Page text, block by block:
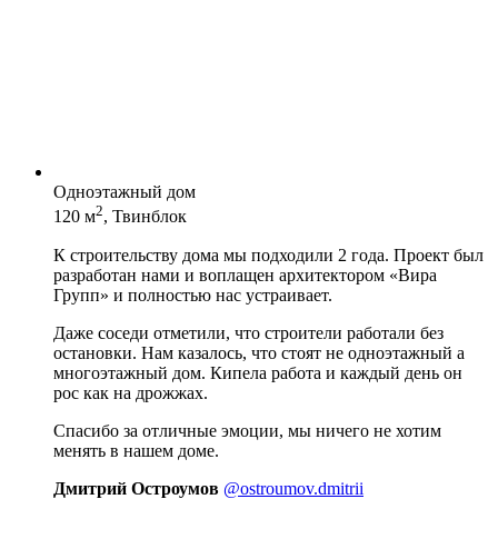
Одноэтажный дом
120 м2, Твинблок
К строительству дома мы подходили 2 года. Проект был
разработан нами и воплащен архитектором «Вира
Групп» и полностью нас устраивает.
Даже соседи отметили, что строители работали без
остановки. Нам казалось, что стоят не одноэтажный а
многоэтажный дом. Кипела работа и каждый день он
рос как на дрожжах.
Спасибо за отличные эмоции, мы ничего не хотим
менять в нашем доме.
Дмитрий Остроумов @ostroumov.dmitrii